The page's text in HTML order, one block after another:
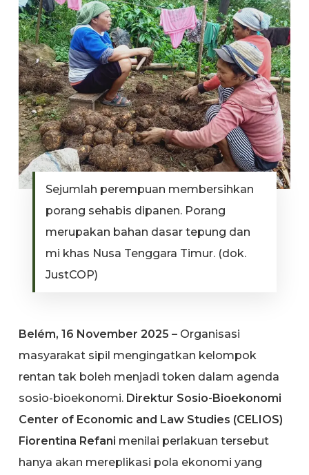
Sejumlah perempuan membersihkan
porang sehabis dipanen. Porang
merupakan bahan dasar tepung dan
mi khas Nusa Tenggara Timur. (dok.
JustCOP)
Belém, 16 November 2025 –Organisasi
masyarakat sipil mengingatkan kelompok
rentan tak boleh menjadi token dalam agenda
sosio-bioekonomi. Direktur Sosio-Bioekonomi
Center of Economic and Law Studies (CELIOS)
Fiorentina Refani menilai perlakuan tersebut
hanya akan mereplikasi pola ekonomi yang